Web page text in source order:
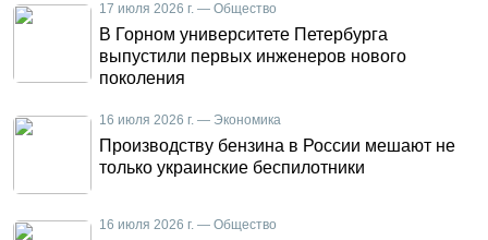
17 июля 2026 г. — Общество
В Горном университете Петербурга
выпустили первых инженеров нового
поколения
16 июля 2026 г. — Экономика
Производству бензина в России мешают не
только украинские беспилотники
16 июля 2026 г. — Общество